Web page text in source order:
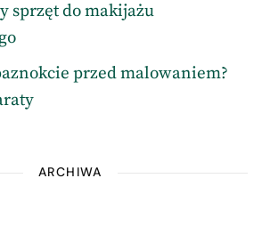
sprzęt do makijażu
przed malowaniem?
ARCHIWA